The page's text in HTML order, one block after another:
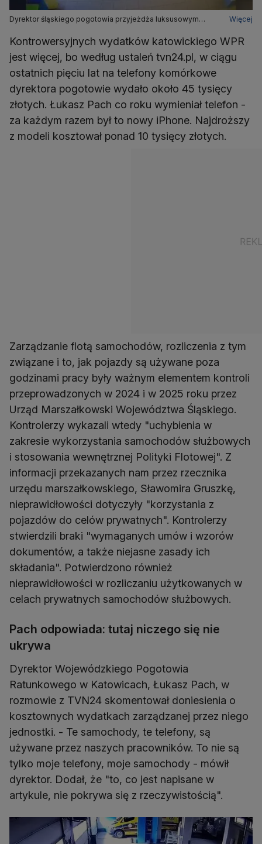
Dyrektor śląskiego pogotowia przyjeżdża luksusowym
Więcej
Kontrowersyjnych wydatków katowickiego WPR
jest więcej, bo według ustaleń tvn24.pl, w ciągu
ostatnich pięciu lat na telefony komórkowe
dyrektora pogotowie wydało około 45 tysięcy
złotych. Łukasz Pach co roku wymieniał telefon -
za każdym razem był to nowy iPhone. Najdroższy
z modeli kosztował ponad 10 tysięcy złotych.
Zarządzanie flotą samochodów, rozliczenia z tym
związane i to, jak pojazdy są używane poza
godzinami pracy były ważnym elementem kontroli
przeprowadzonych w 2024 i w 2025 roku przez
Urząd Marszałkowski Województwa Śląskiego.
Kontrolerzy wykazali wtedy "uchybienia w
zakresie wykorzystania samochodów służbowych
i stosowania wewnętrznej Polityki Flotowej". Z
informacji przekazanych nam przez rzecznika
urzędu marszałkowskiego, Sławomira Gruszkę,
nieprawidłowości dotyczyły "korzystania z
pojazdów do celów prywatnych". Kontrolerzy
stwierdzili braki "wymaganych umów i wzorów
dokumentów, a także niejasne zasady ich
składania". Potwierdzono również
nieprawidłowości w rozliczaniu użytkowanych w
celach prywatnych samochodów służbowych.
Pach odpowiada: tutaj niczego się nie
ukrywa
Dyrektor Wojewódzkiego Pogotowia
Ratunkowego w Katowicach, Łukasz Pach, w
rozmowie z TVN24 skomentował doniesienia o
kosztownych wydatkach zarządzanej przez niego
jednostki. - Te samochody, te telefony, są
używane przez naszych pracowników. To nie są
tylko moje telefony, moje samochody - mówił
dyrektor. Dodał, że "to, co jest napisane w
artykule, nie pokrywa się z rzeczywistością".